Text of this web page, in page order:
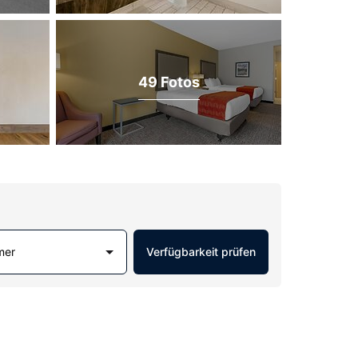
49 Fotos
Verfügbarkeit prüfen